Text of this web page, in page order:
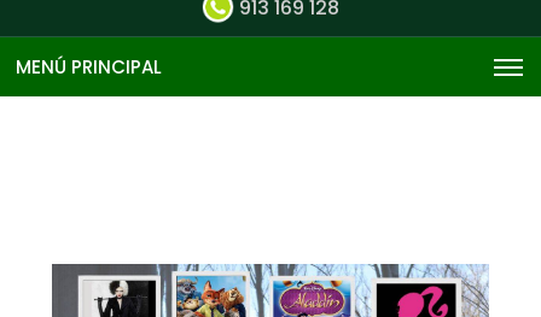
913 169 128
MENÚ PRINCIPAL